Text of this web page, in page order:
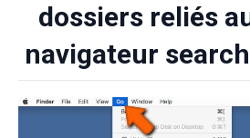
dossiers reliés
navigateur